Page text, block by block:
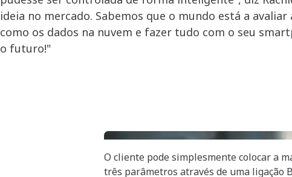
ideia no mercado. Sabemos que o mundo está a
como os dados na nuvem e fazer tudo com o seu
o futuro!"
O cliente pode simplesmente colocar a
três parâmetros através de uma ligação